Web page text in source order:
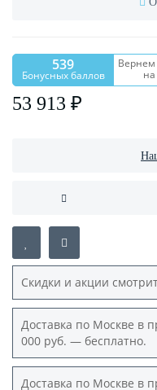
539
Бонусных баллов
Вернем
53 913 ₽
Скидки и акции
Доставка по Москве в
000 руб. — бесплатно.
Доставка по Москве в